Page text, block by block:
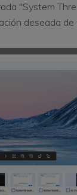
"System
deseada de